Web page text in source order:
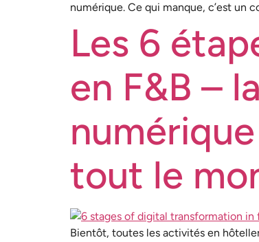
numérique. Ce qui manque, c’est un
Les 6
en F&B –
tout le
Bientôt, toutes les activités en